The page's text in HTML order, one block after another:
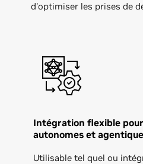
d'optimiser les prises de
Intégration flexible
autonomes et
Utilisable tel quel ou